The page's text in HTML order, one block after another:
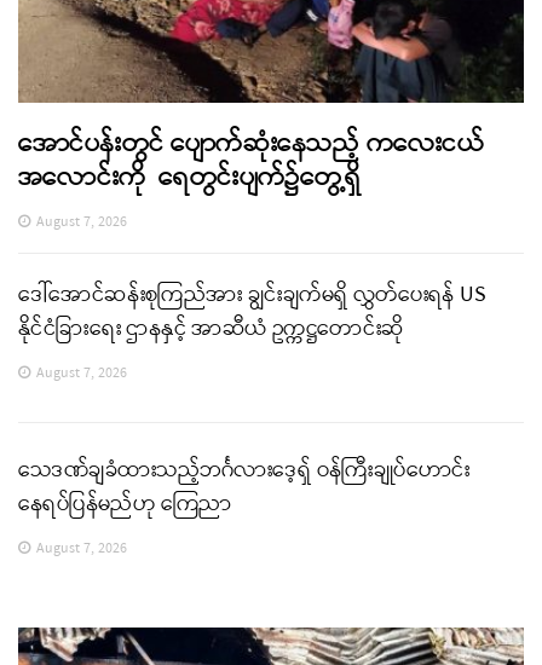
အောင်ပန်းတွင် ပျောက်ဆုံးနေသည့် ကလေးငယ်
အလောင်းကို ရေတွင်းပျက်၌တွေ့ရှိ
August 7, 2026
ဒေါ်အောင်ဆန်းစုကြည်အား ချွင်းချက်မရှိ လွှတ်ပေးရန် US
နိုင်ငံခြားရေး ဌာနနှင့် အာဆီယံ ဥက္ကဋ္ဌတောင်းဆို
August 7, 2026
သေဒဏ်ချခံထားသည့်ဘင်္ဂလားဒေ့ရှ် ဝန်ကြီးချုပ်ဟောင်း
နေရပ်ပြန်မည်ဟု ကြေညာ
August 7, 2026